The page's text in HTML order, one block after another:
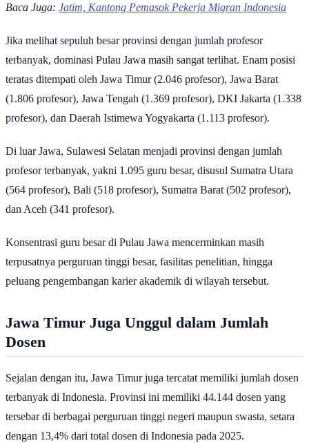
Baca Juga: Jatim, Kantong Pemasok Pekerja Migran Indonesia
Jika melihat sepuluh besar provinsi dengan jumlah profesor
terbanyak, dominasi Pulau Jawa masih sangat terlihat. Enam posisi
teratas ditempati oleh Jawa Timur (2.046 profesor), Jawa Barat
(1.806 profesor), Jawa Tengah (1.369 profesor), DKI Jakarta (1.338
profesor), dan Daerah Istimewa Yogyakarta (1.113 profesor).
Di luar Jawa, Sulawesi Selatan menjadi provinsi dengan jumlah
profesor terbanyak, yakni 1.095 guru besar, disusul Sumatra Utara
(564 profesor), Bali (518 profesor), Sumatra Barat (502 profesor),
dan Aceh (341 profesor).
Konsentrasi guru besar di Pulau Jawa mencerminkan masih
terpusatnya perguruan tinggi besar, fasilitas penelitian, hingga
peluang pengembangan karier akademik di wilayah tersebut.
Jawa Timur Juga Unggul dalam Jumlah
Dosen
Sejalan dengan itu, Jawa Timur juga tercatat memiliki jumlah dosen
terbanyak di Indonesia. Provinsi ini memiliki 44.144 dosen yang
tersebar di berbagai perguruan tinggi negeri maupun swasta, setara
dengan 13,4% dari total dosen di Indonesia pada 2025.